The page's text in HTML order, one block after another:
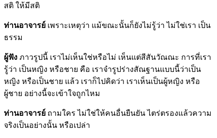
สติ ให้มีสติ
ท่านอาจารย์ เพราะเหตุว่า แม้ขณะนั้นก็ยังไม่รู้ว่า ไม่ใช่เรา เป็น
ธรรม
ผู้ฟัง ภาวรูปนี้ เราไม่เห็นใช่หรือไม่ เห็นแต่สีสันวัณณะ การที่เรา
รู้ว่า เป็นหญิง หรือชาย คือ เราจำรูปร่างสัณฐานแบบนี้ว่าเป็น
หญิง หรือเป็นชาย แล้ว เราก็ไปคิดว่า เราเห็นเป็นผู้หญิง หรือ
ผู้ชาย อย่างนี้จะเข้าใจถูกไหม
ท่านอาจารย์ ถามใคร ไม่ใช่ให้คนอื่นยืนยัน ไตร่ตรองแล้วความ
จริงเป็นอย่างนั้น หรือเปล่า